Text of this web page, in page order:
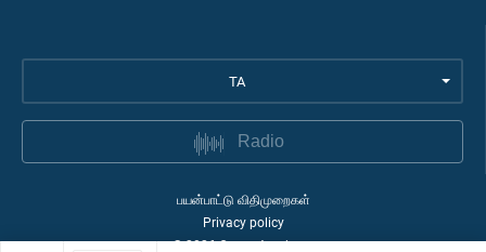
TA
Radio
பயன்பாட்டு விதிமுறைகள்
Privacy policy
©2026Quran Academy